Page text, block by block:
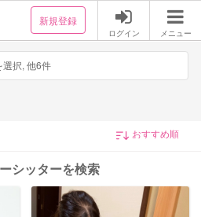
新規登録
ログイン メニュー
選択, 他6件
シッターを検索